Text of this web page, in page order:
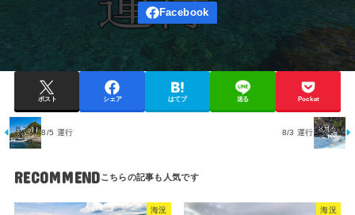
ポスト シェア はてブ 送る Pocket
8/5 運行 8/3 運行
RECOMMEND
海況 海況